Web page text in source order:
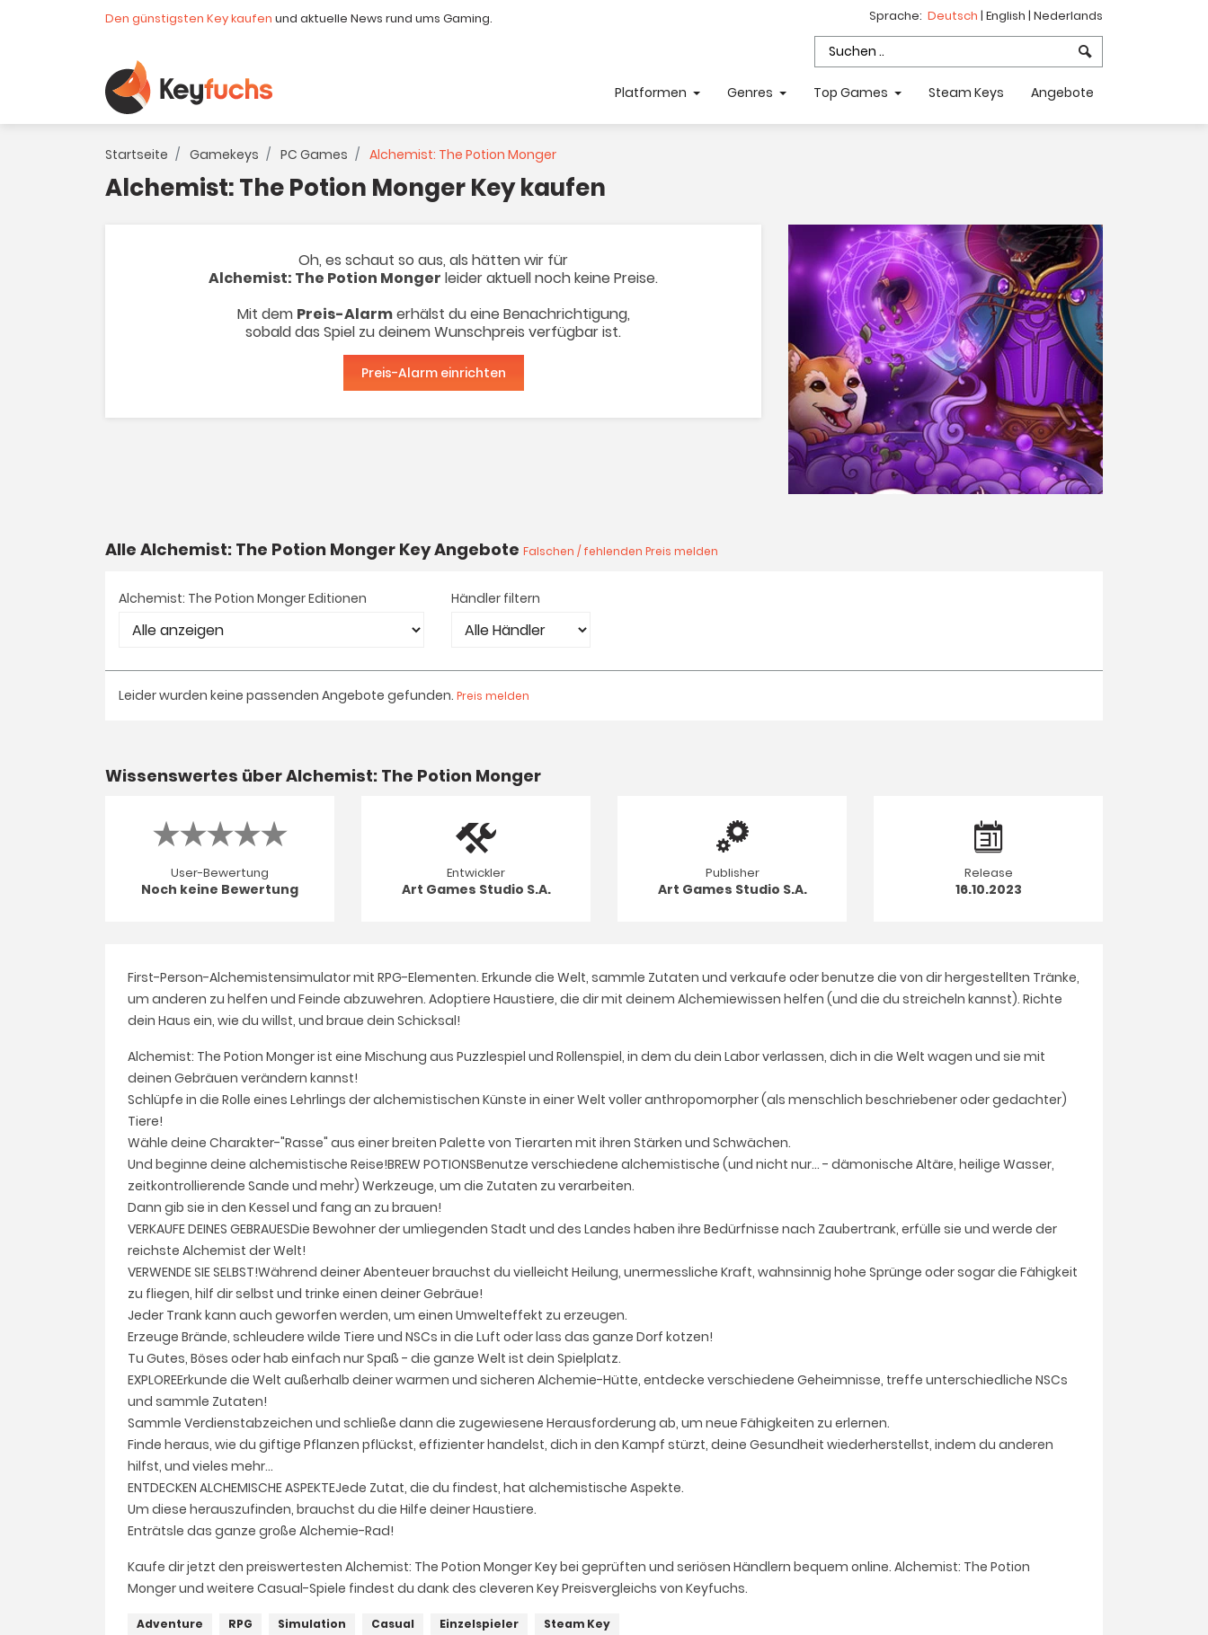
Den günstigsten Key kaufen und aktuelle News rund ums Gaming. Sprache: Deutsch | English | Nederlands
Platformen Genres Top Games Steam Keys Angebote
Startseite Gamekeys PC Games Alchemist: The Potion Monger
Alchemist: The Potion Monger Key kaufen
Oh, es schaut so aus, als hätten wir für
Alchemist: The Potion Monger leider aktuell noch keine Preise.
Mit dem Preis-Alarmerhälst du eine Benachrichtigung,
sobald das Spiel zu deinem Wunschpreis verfügbar ist.
Preis-Alarm einrichten
Alle Alchemist: The Potion Monger Key Angebote Falschen / fehlenden Preis melden
Alchemist: The Potion Monger Editionen Händler filtern
Leider wurden keine passenden Angebote gefunden. Preis melden
Wissenswertes über Alchemist: The Potion Monger
User-Bewertung
Noch keine Bewertung
Entwickler
Art Games Studio S.A.
Publisher
Art Games Studio S.A.
Release
16.10.2023
First-Person-Alchemistensimulator mit RPG-Elementen. Erkunde die Welt, sammle Zutaten und verkaufe oder benutze die von dir hergestellten Tränke,
um anderen zu helfen und Feinde abzuwehren. Adoptiere Haustiere, die dir mit deinem Alchemiewissen helfen (und die du streicheln kannst). Richte
dein Haus ein, wie du willst, und braue dein Schicksal!
Alchemist: The Potion Monger ist eine Mischung aus Puzzlespiel und Rollenspiel, in dem du dein Labor verlassen, dich in die Welt wagen und sie mit
deinen Gebräuen verändern kannst!
Schlüpfe in die Rolle eines Lehrlings der alchemistischen Künste in einer Welt voller anthropomorpher (als menschlich beschriebener oder gedachter)
Tiere!
Wähle deine Charakter-"Rasse" aus einer breiten Palette von Tierarten mit ihren Stärken und Schwächen.
Und beginne deine alchemistische Reise!BREW POTIONSBenutze verschiedene alchemistische (und nicht nur... - dämonische Altäre, heilige Wasser,
zeitkontrollierende Sande und mehr) Werkzeuge, um die Zutaten zu verarbeiten.
Dann gib sie in den Kessel und fang an zu brauen!
VERKAUFE DEINES GEBRAUESDie Bewohner der umliegenden Stadt und des Landes haben ihre Bedürfnisse nach Zaubertrank, erfülle sie und werde der
reichste Alchemist der Welt!
VERWENDE SIE SELBST!Während deiner Abenteuer brauchst du vielleicht Heilung, unermessliche Kraft, wahnsinnig hohe Sprünge oder sogar die Fähigkeit
zu fliegen, hilf dir selbst und trinke einen deiner Gebräue!
Jeder Trank kann auch geworfen werden, um einen Umwelteffekt zu erzeugen.
Erzeuge Brände, schleudere wilde Tiere und NSCs in die Luft oder lass das ganze Dorf kotzen!
Tu Gutes, Böses oder hab einfach nur Spaß - die ganze Welt ist dein Spielplatz.
EXPLOREErkunde die Welt außerhalb deiner warmen und sicheren Alchemie-Hütte, entdecke verschiedene Geheimnisse, treffe unterschiedliche NSCs
und sammle Zutaten!
Sammle Verdienstabzeichen und schließe dann die zugewiesene Herausforderung ab, um neue Fähigkeiten zu erlernen.
Finde heraus, wie du giftige Pflanzen pflückst, effizienter handelst, dich in den Kampf stürzt, deine Gesundheit wiederherstellst, indem du anderen
hilfst, und vieles mehr...
ENTDECKEN ALCHEMISCHE ASPEKTEJede Zutat, die du findest, hat alchemistische Aspekte.
Um diese herauszufinden, brauchst du die Hilfe deiner Haustiere.
Enträtsle das ganze große Alchemie-Rad!
Kaufe dir jetzt den preiswertesten Alchemist: The Potion Monger Key bei geprüften und seriösen Händlern bequem online. Alchemist: The Potion
Monger und weitere Casual-Spiele findest du dank des cleveren Key Preisvergleichs von Keyfuchs.
Adventure RPG Simulation Casual Einzelspieler Steam Key